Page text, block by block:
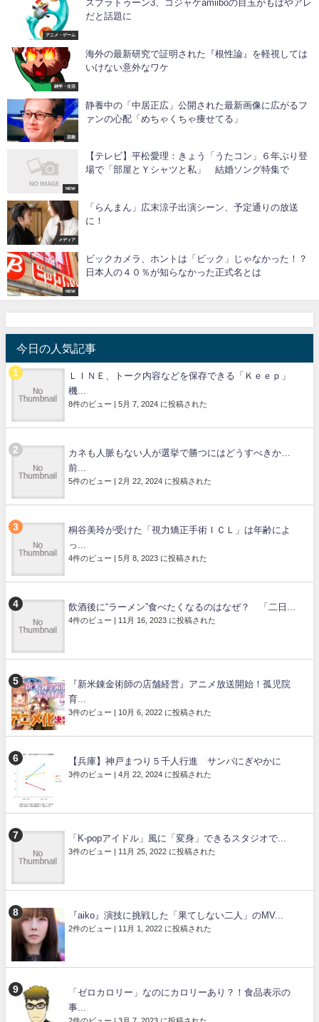
アニメ・ゲーム
スプラトゥーン3、コジャケamiiboの目玉がもはやアレ
だと話題に
雑学・生活
海外の最新研究で証明された『根性論』を軽視しては
いけない意外なワケ
芸能
静養中の「中居正広」公開された最新画像に広がるフ
ァンの心配「めちゃくちゃ痩せてる」
NEW
【テレビ】平松愛理：きょう「うたコン」６年ぶり登
場で「部屋とＹシャツと私」 結婚ソング特集で
メディア
「らんまん」広末涼子出演シーン、予定通りの放送
に！
NEW
ビックカメラ、ホントは「ビック」じゃなかった！？
日本人の４０％が知らなかった正式名とは
今日の人気記事
ＬＩＮＥ、トーク内容などを保存できる「Ｋｅｅｐ」
機...
8件のビュー | 5月 7, 2024 に投稿された
カネも人脈もない人が選挙で勝つにはどうすべきか…
前...
5件のビュー | 2月 22, 2024 に投稿された
桐谷美玲が受けた「視力矯正手術ＩＣＬ」は年齢によ
っ...
4件のビュー | 5月 8, 2023 に投稿された
飲酒後に“ラーメン”食べたくなるのはなぜ？ 「二日...
4件のビュー | 11月 16, 2023 に投稿された
『新米錬金術師の店舗経営』アニメ放送開始！孤児院
育...
3件のビュー | 10月 6, 2022 に投稿された
【兵庫】神戸まつり５千人行進 サンバにぎやかに
3件のビュー | 4月 22, 2024 に投稿された
「K-popアイドル」風に「変身」できるスタジオで...
3件のビュー | 11月 25, 2022 に投稿された
『aiko』演技に挑戦した「果てしない二人」のMV...
2件のビュー | 11月 1, 2022 に投稿された
「ゼロカロリー」なのにカロリーあり？！食品表示の
事...